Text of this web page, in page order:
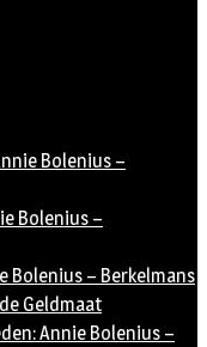
Bolenius –
Bolenius –
Bolenius – Berkelmans
Geldmaat
Annie Bolenius –